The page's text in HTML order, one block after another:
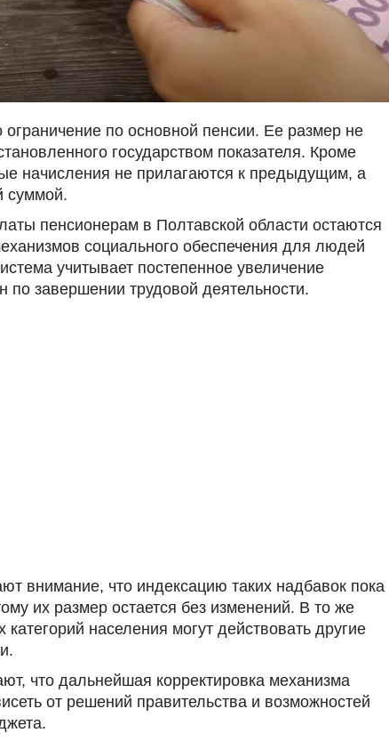
по основной пенсии. Ее размер не
государством показателя. Кроме
начисления не прилагаются к предыдущим, а
суммой.
пенсионерам в Полтавской области остаются
социального обеспечения для людей
учитывает постепенное увеличение
по завершении трудовой деятельности.
внимание, что индексацию таких надбавок пока
их размер остается без изменений. В то же
населения могут действовать другие
что дальнейшая корректировка механизма
от решений правительства и возможностей